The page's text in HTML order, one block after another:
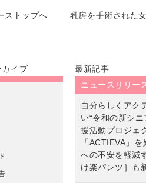
ストップへ 乳房を手術された
カイブ
最新記事
ニュースリリー
自分らしくアク
い“令和の新シ
援活動プロジェ
「ACTIEVA」
への不安を軽減
け楽パンツ］も